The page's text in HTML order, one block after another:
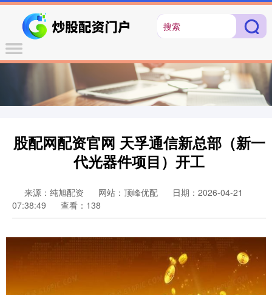
股配网配资官网 天孚通信新总部（新一
代光器件项目）开工
来源：纯旭配资 网站：顶峰优配
日期：2026-04-21
07:38:49
查看：138